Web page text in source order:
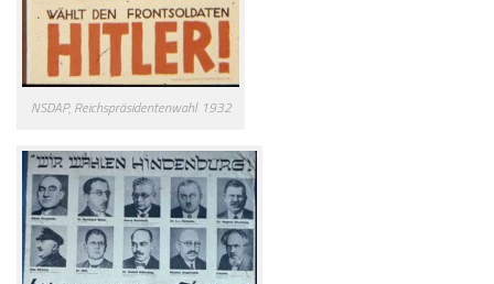
NSDAP, Reichspräsidentenwahl 1932